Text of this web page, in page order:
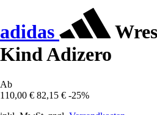
adidas
Kind Adizero
Ab
110,00 € 82,15 € -25%